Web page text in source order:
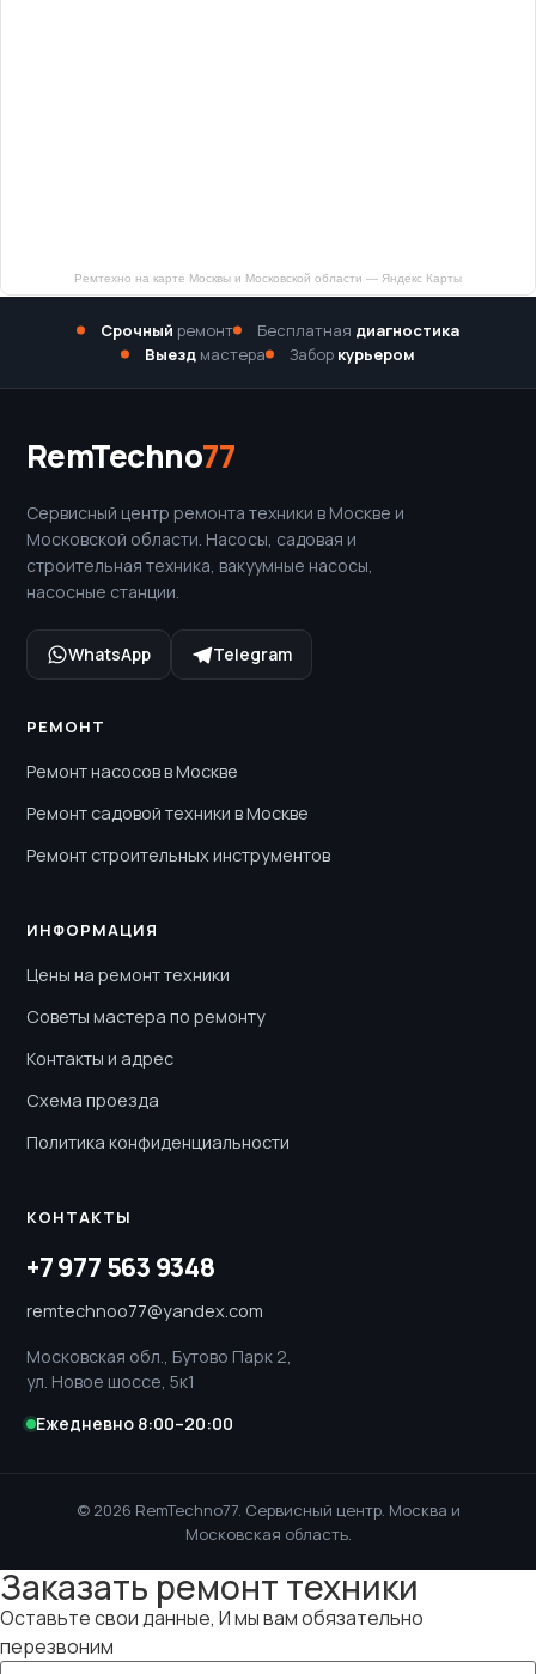
Ремтехно на карте Москвы и Московской области — Яндекс Карты
Срочный ремонт Бесплатная диагностика
Выезд мастера Забор курьером
RemTechno77
Сервисный центр ремонта техники в Москве и
Московской области. Насосы, садовая и
строительная техника, вакуумные насосы,
насосные станции.
WhatsApp Telegram
РЕМОНТ
Ремонт насосов в Москве
Ремонт садовой техники в Москве
Ремонт строительных инструментов
ИНФОРМАЦИЯ
Цены на ремонт техники
Советы мастера по ремонту
Контакты и адрес
Схема проезда
Политика конфиденциальности
КОНТАКТЫ
+7 977 563 9348
remtechnoo77@yandex.com
Московская обл., Бутово Парк 2,
ул. Новое шоссе, 5к1
Ежедневно 8:00–20:00
© 2026 RemTechno77. Сервисный центр. Москва и
Московская область.
Заказать ремонт техники
Оставьте свои данные, И мы вам обязательно
перезвоним